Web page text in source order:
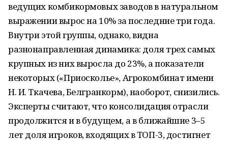
ведущих комбикормовых заводов в натуральном
выражении вырос на 10% за последние три года.
Внутри этой группы, однако, видна
разнонаправленная динамика: доля трех самых
крупных из них выросла до 23%, а показатели
некоторых («Приосколье», Агрокомбинат имени
Н. И. Ткачева, Белгранкорм), наоборот, снизились.
Эксперты считают, что консолидация отрасли
продолжится и в будущем, а в ближайшие 3–5
лет доля игроков, входящих в ТОП-3, достигнет